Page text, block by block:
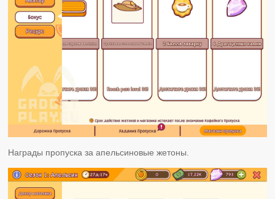
Награды пропуска за апельсиновые жетоны.